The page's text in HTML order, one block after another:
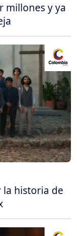
millones y ya
la historia de